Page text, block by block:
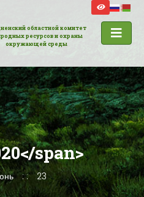
областной комитет
ресурсов и охраны
окружающей среды
span>
23